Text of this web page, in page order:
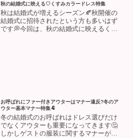
秋の結婚式に映える♡くすみカラードレス特集
秋は結婚式が増えるシーズン🍂秋開催の
結婚式に招待されたという方も多いはず
です💭今回は、秋の結婚式に映えるくす
お呼ばれにファー付きアウターはマナー違反?冬のア
ウター基本マナー特集🐏
冬の結婚式のお呼ばれはドレス選びだけ
でなくアウターも重要になってきます🤔
しかしゲストの服装に関するマナーが多